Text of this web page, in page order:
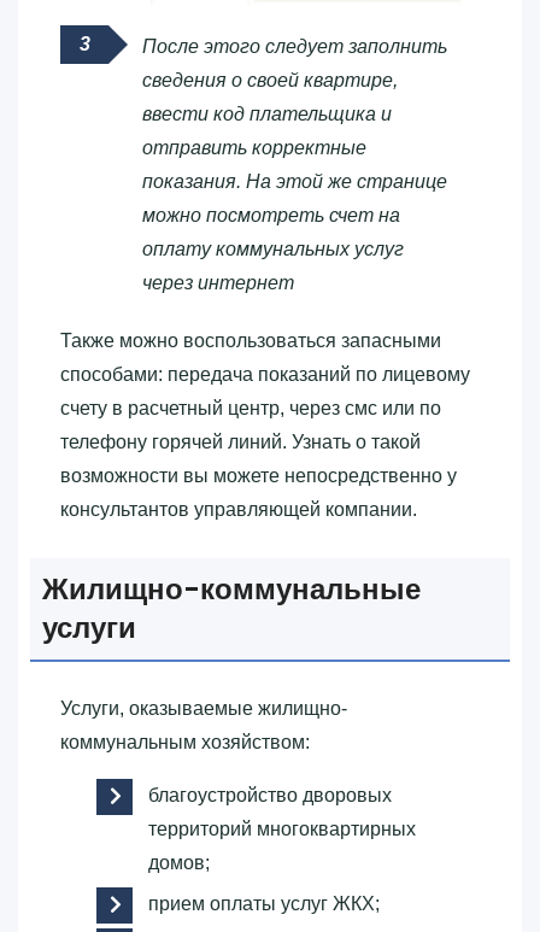
После этого следует заполнить
сведения о своей квартире,
ввести код плательщика и
отправить корректные
показания. На этой же странице
можно посмотреть счет на
оплату коммунальных услуг
через интернет
Также можно воспользоваться запасными
способами: передача показаний по лицевому
счету в расчетный центр, через смс или по
телефону горячей линий. Узнать о такой
возможности вы можете непосредственно у
консультантов управляющей компании.
Жилищно-коммунальные
услуги
Услуги, оказываемые жилищно-
коммунальным хозяйством:
благоустройство дворовых
территорий многоквартирных
домов;
прием оплаты услуг ЖКХ;